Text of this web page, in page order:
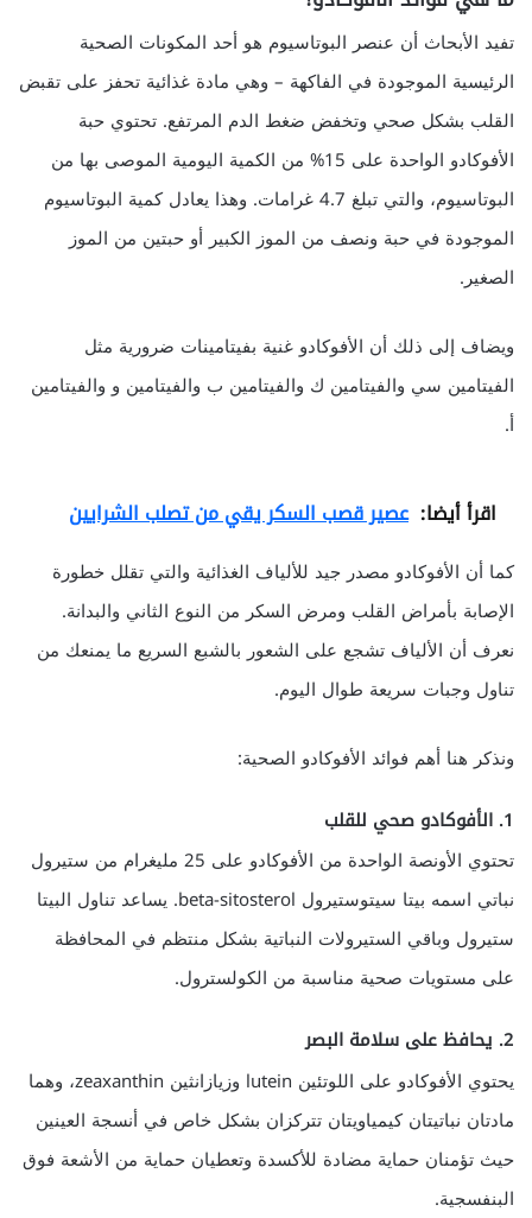
تفيد الأبحاث أن عنصر البوتاسيوم هو أحد المكونات الصحية
الرئيسية الموجودة في الفاكهة – وهي مادة غذائية تحفز على تقبض
القلب بشكل صحي وتخفض ضغط الدم المرتفع. تحتوي حبة
الأفوكادو الواحدة على 15% من الكمية اليومية الموصى بها من
البوتاسيوم، والتي تبلغ 4.7 غرامات. وهذا يعادل كمية البوتاسيوم
الموجودة في حبة ونصف من الموز الكبير أو حبتين من الموز
الصغير.
ويضاف إلى ذلك أن الأفوكادو غنية بفيتامينات ضرورية مثل
الفيتامين سي والفيتامين ك والفيتامين ب والفيتامين و والفيتامين
أ.
اقرأ أيضا: عصير قصب السكر يقي من تصلب الشرايين
كما أن الأفوكادو مصدر جيد للألياف الغذائية والتي تقلل خطورة
الإصابة بأمراض القلب ومرض السكر من النوع الثاني والبدانة.
نعرف أن الألياف تشجع على الشعور بالشبع السريع ما يمنعك من
تناول وجبات سريعة طوال اليوم.
ونذكر هنا أهم فوائد الأفوكادو الصحية:
1. الأفوكادو صحي للقلب
تحتوي الأونصة الواحدة من الأفوكادو على 25 مليغرام من ستيرول
نباتي اسمه بيتا سيتوستيرول beta-sitosterol. يساعد تناول البيتا
ستيرول وباقي الستيرولات النباتية بشكل منتظم في المحافظة
على مستويات صحية مناسبة من الكولسترول.
2. يحافظ على سلامة البصر
يحتوي الأفوكادو على اللوتئين lutein وزيازانثين zeaxanthin، وهما
مادتان نباتيتان كيمياويتان تتركزان بشكل خاص في أنسجة العينين
حيث تؤمنان حماية مضادة للأكسدة وتعطيان حماية من الأشعة فوق
البنفسجية.